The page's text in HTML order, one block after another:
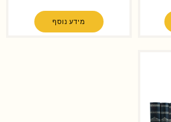
מידע נוסף